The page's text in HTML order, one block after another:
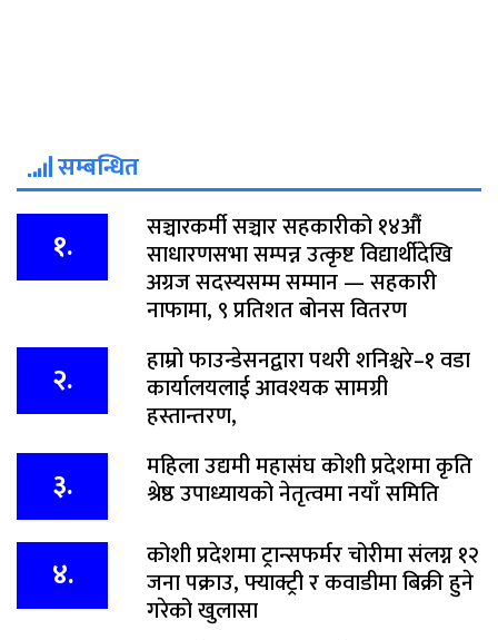
सम्बन्धित
१. सञ्चारकर्मी सञ्चार सहकारीको १४औं
साधारणसभा सम्पन्न उत्कृष्ट विद्यार्थीदेखि
अग्रज सदस्यसम्म सम्मान — सहकारी
नाफामा, ९ प्रतिशत बोनस वितरण
२. हाम्रो फाउन्डेसनद्वारा पथरी शनिश्चरे–१ वडा
कार्यालयलाई आवश्यक सामग्री
हस्तान्तरण,
३. महिला उद्यमी महासंघ कोशी प्रदेशमा कृति
श्रेष्ठ उपाध्यायको नेतृत्वमा नयाँ समिति
४. कोशी प्रदेशमा ट्रान्सफर्मर चोरीमा संलग्न १२
जना पक्राउ, फ्याक्ट्री र कवाडीमा बिक्री हुने
गरेको खुलासा